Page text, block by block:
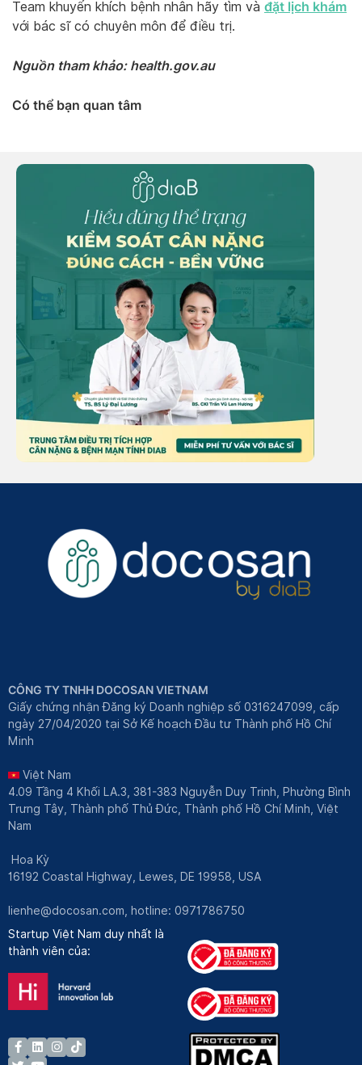
Team khuyến khích bệnh nhân hãy tìm và đặt lịch khám
với bác sĩ có chuyên môn để điều trị.
Nguồn tham khảo: health.gov.au
Có thể bạn quan tâm
CÔNG TY TNHH DOCOSAN VIETNAM
Giấy chứng nhận Đăng ký Doanh nghiệp số 0316247099, cấp
ngày 27/04/2020 tại Sở Kế hoạch Đầu tư Thành phố Hồ Chí
Minh
Việt Nam
4.09 Tầng 4 Khối LA.3, 381-383 Nguyễn Duy Trinh, Phường Bình
Trưng Tây, Thành phố Thủ Đức, Thành phố Hồ Chí Minh, Việt
Nam
Hoa Kỳ
16192 Coastal Highway, Lewes, DE 19958, USA
lienhe@docosan.com , hotline: 0971786750
Startup Việt Nam duy nhất là
thành viên của: